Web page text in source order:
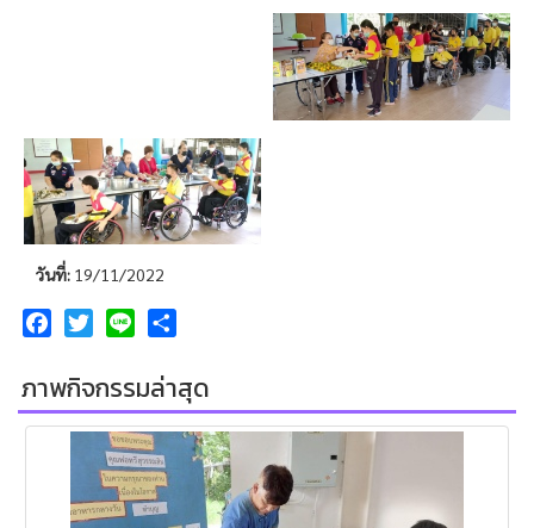
วันที่: 19/11/2022
FacebookTwitterLine
ภาพกิจกรรมล่าสุด